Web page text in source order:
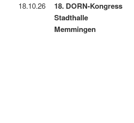
18.10.26
18. DORN-Kongress
Stadthalle
Memmingen